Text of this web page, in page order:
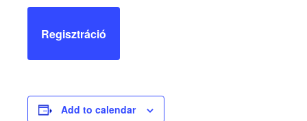
Regisztráció
Add to calendar